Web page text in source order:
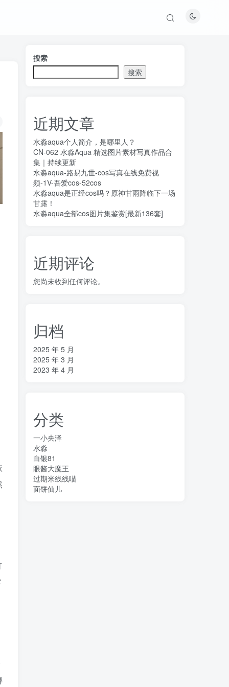
搜索
搜索
近期文章
水淼aqua个人简介，是哪里人？
CN-062 水淼Aqua 精选图片素材写真作品合
集｜持续更新
水淼aqua-路易九世-cos写真在线免费视
频-1V-吾爱cos-52cos
水淼aqua是正经cos吗？原神甘雨降临下一场
甘露！
水淼aqua全部cos图片集鉴赏[最新136套]
近期评论
您尚未收到任何评论。
归档
2025 年 5 月
2025 年 3 月
2023 年 4 月
分类
一小央泽
水淼
白银81
眼酱大魔王
过期米线线喵
面饼仙儿